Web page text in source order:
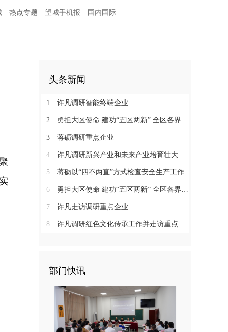
热点专题 望城手机报 国内国际
头条新闻
1 许凡调研智能终端企业
2 勇担大区使命 建功“五区两新” 全区各界学习贯彻区党代会精神（四）
3 蒋砺调研重点企业
4 许凡调研新兴产业和未来产业培育壮大工作
5 蒋砺以“四不两直”方式检查安全生产工作并慰问一线劳动者
6 勇担大区使命 建功“五区两新” 全区各界学习贯彻区党代会精神（三）
7 许凡走访调研重点企业
8 许凡调研红色文化传承工作并走访重点企业
部门快讯